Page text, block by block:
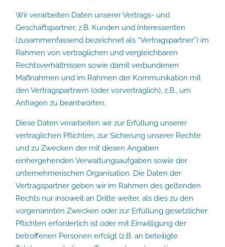
Wir verarbeiten Daten unserer Vertrags- und
Geschäftspartner, z.B. Kunden und Interessenten
(zusammenfassend bezeichnet als “Vertragspartner”) im
Rahmen von vertraglichen und vergleichbaren
Rechtsverhältnissen sowie damit verbundenen
Maßnahmen und im Rahmen der Kommunikation mit
den Vertragspartnern (oder vorvertraglich), z.B., um
Anfragen zu beantworten.
Diese Daten verarbeiten wir zur Erfüllung unserer
vertraglichen Pflichten, zur Sicherung unserer Rechte
und zu Zwecken der mit diesen Angaben
einhergehenden Verwaltungsaufgaben sowie der
unternehmerischen Organisation. Die Daten der
Vertragspartner geben wir im Rahmen des geltenden
Rechts nur insoweit an Dritte weiter, als dies zu den
vorgenannten Zwecken oder zur Erfüllung gesetzlicher
Pflichten erforderlich ist oder mit Einwilligung der
betroffenen Personen erfolgt (z.B. an beteiligte